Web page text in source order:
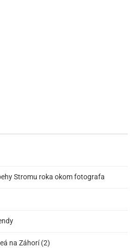
Stromu roka okom fotografa
na Záhorí (2)